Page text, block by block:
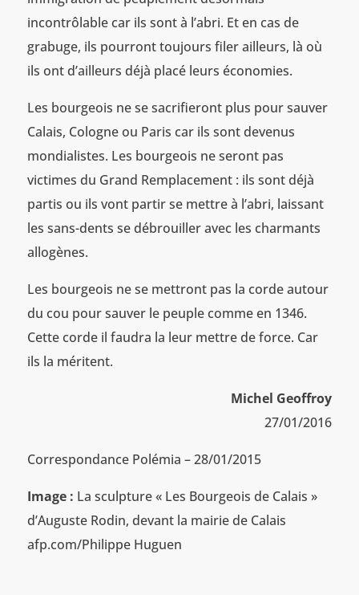
incontrôlable car ils sont à l’abri. Et en cas de
grabuge, ils pourront toujours filer ailleurs, là où
ils ont d’ailleurs déjà placé leurs économies.
Les bourgeois ne se sacrifieront plus pour sauver
Calais, Cologne ou Paris car ils sont devenus
mondialistes. Les bourgeois ne seront pas
victimes du Grand Remplacement : ils sont déjà
partis ou ils vont partir se mettre à l’abri, laissant
les sans-dents se débrouiller avec les charmants
allogènes.
Les bourgeois ne se mettront pas la corde autour
du cou pour sauver le peuple comme en 1346.
Cette corde il faudra la leur mettre de force. Car
ils la méritent.
Michel Geoffroy
27/01/2016
Correspondance Polémia – 28/01/2015
Image : La sculpture « Les Bourgeois de Calais »
d’Auguste Rodin, devant la mairie de Calais
afp.com/Philippe Huguen